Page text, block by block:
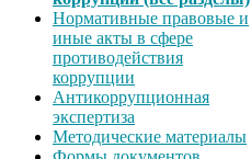
Нормативные правовые и
иные акты в сфере
противодействия
коррупции
Антикоррупционная
экспертиза
Методические материалы